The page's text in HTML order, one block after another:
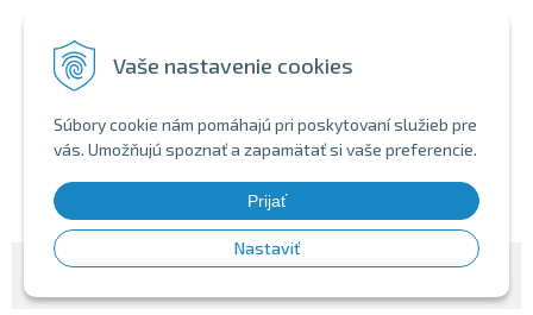
Vaše nastavenie cookies
Súbory cookie nám pomáhajú pri poskytovaní služieb pre
vás. Umožňujú spoznať a zapamätať si vaše preferencie.
Prijať
Nastaviť
Aký bicykel kúpiť 26' | 27,5' | 29'
Nákup na splátky
Bezhotovostná platba
© 2026 SHOPBIKE •NextShop&e-shop Pohoda Connectorby